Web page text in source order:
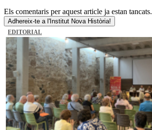
Els comentaris per aquest article ja estan tancats.
Adhereix-te a l'Institut Nova Història!
EDITORIAL